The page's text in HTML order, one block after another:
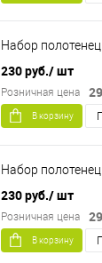
Набор
230 руб./ шт
Розничная цена
В корзину
Набор
230 руб./ шт
Розничная цена
В корзину